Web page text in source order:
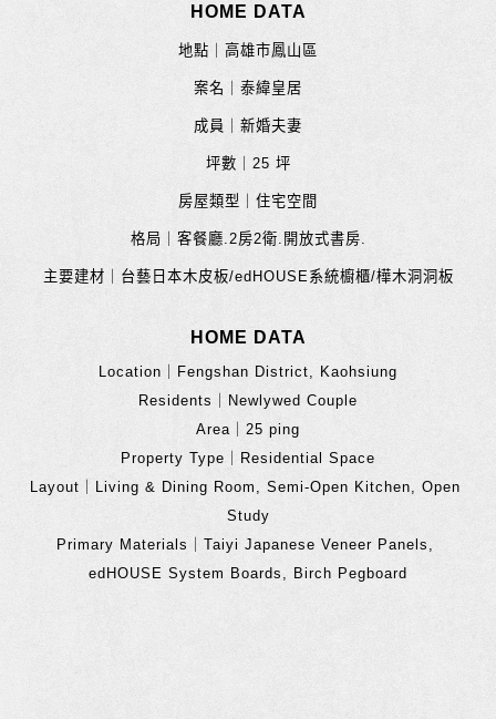
HOME DATA
地點｜高雄市鳳山區
案名｜泰緯皇居
成員｜新婚夫妻
坪數｜25 坪
房屋類型｜住宅空間
格局｜客餐廳.2房2衛.開放式書房.
主要建材｜台藝日本木皮板/edHOUSE系統櫥櫃/樺木洞洞板
HOME DATA
Location｜Fengshan District, Kaohsiung
Residents｜Newlywed Couple
Area｜25 ping
Property Type｜Residential Space
Layout｜Living & Dining Room, Semi-Open Kitchen, Open
Study
Primary Materials｜Taiyi Japanese Veneer Panels,
edHOUSE System Boards, Birch Pegboard